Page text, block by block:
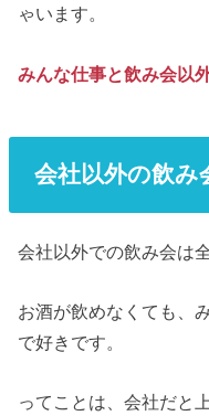
ゃいます。
みんな仕事と飲み会以
会社以外の飲み
会社以外での飲み会は
お酒が飲めなくても、
で好きです。
ってことは、会社だと